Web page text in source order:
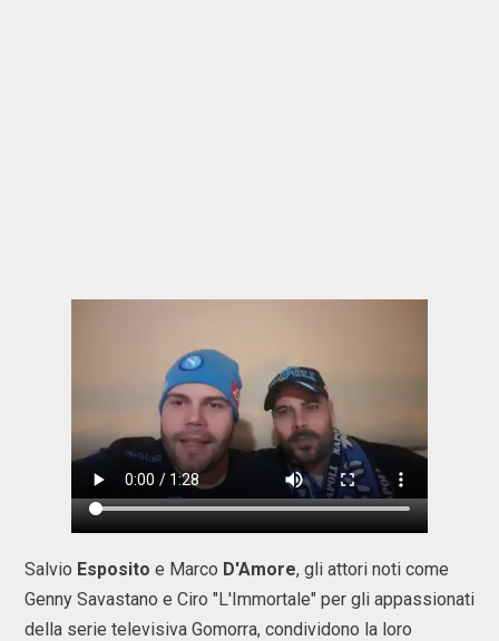
Salvio Esposito e Marco D'Amore, gli attori noti come
Genny Savastano e Ciro "L'Immortale" per gli appassionati
della serie televisiva Gomorra, condividono la loro